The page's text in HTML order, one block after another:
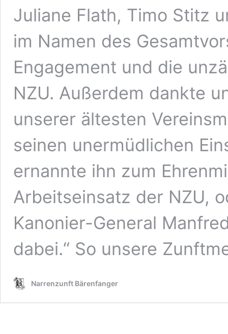
Juliane Flath, Timo Stitz
im Namen des
Engagement und die
NZU. Außerdem dankte
unserer ältesten
seinen unermüdlichen
ernannte ihn zum
Arbeitseinsatz der NZU,
Kanonier-General
dabei.“ So unsere
Narrenzunft Bärenfanger